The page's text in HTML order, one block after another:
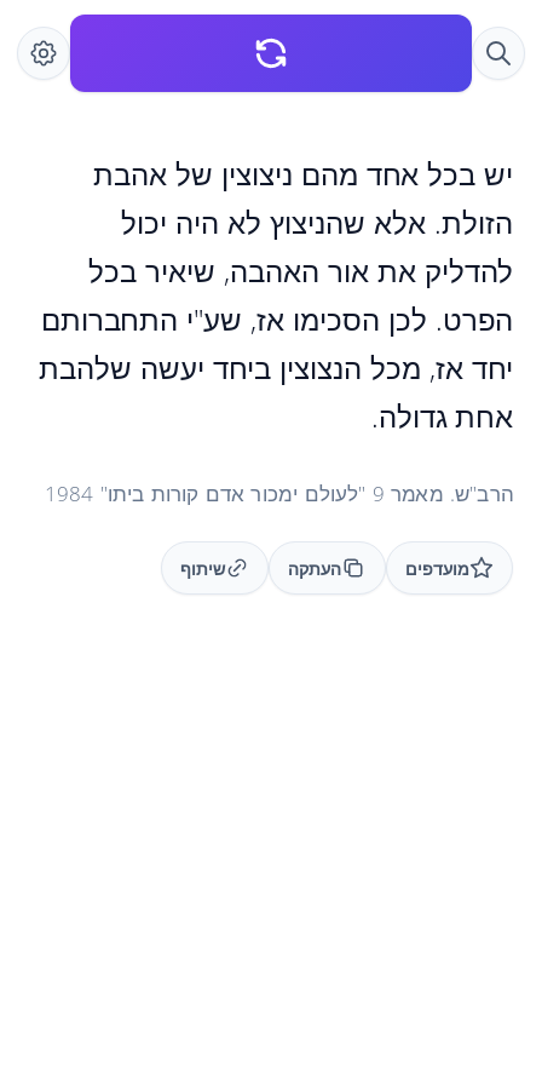
יש בכל אחד מהם ניצוצין של אהבת
הזולת. אלא שהניצוץ לא היה יכול
להדליק את אור האהבה, שיאיר בכל
הפרט. לכן הסכימו אז, שע"י התחברותם
יחד אז, מכל הנצוצין ביחד יעשה שלהבת
אחת גדולה.
הרב"ש. מאמר 9 "לעולם ימכור אדם קורות ביתו" 1984
מועדפים העתקה שיתוף